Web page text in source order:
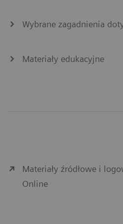
Wybrane zagadnienia
Materiały edukacyjne
Materiały źródłowe i
Online